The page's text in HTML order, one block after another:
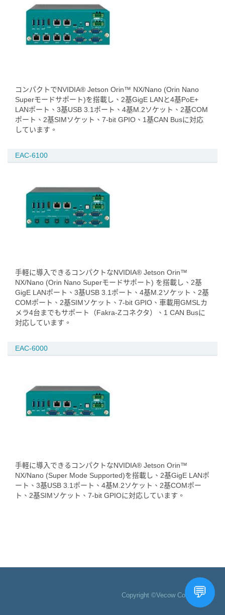
コンパクトでNVIDIA® Jetson Orin™ NX/Nano (Orin Nano
Superモードサポート)を搭載し、2基GigE LANと4基PoE+
LANポート、3基USB 3.1ポート、4基M.2ソケット、2基COM
ポート、2基SIMソケット、7-bit GPIO、1基CAN Busに対応
しています。
EAC-6100
手軽に導入できるコンパクトなNVIDIA® Jetson Orin™
NX/Nano (Orin Nano Superモードサポート) を搭載し、2基
GigE LANポート、3基USB 3.1ポート、4基M.2ソケット、2基
COMポート、2基SIMソケット、7-bit GPIO、車載用GMSLカ
メラ4台までもサポート（Fakra-Zコネクタ）、1 CAN Busに
対応しています。
EAC-6000
手軽に導入できるコンパクトなNVIDIA® Jetson Orin™
NX/Nano (Super Mode Supported)を搭載し、2基GigE LANポ
ート、3基USB 3.1ポート、4基M.2ソケット、2基COMポー
ト、2基SIMソケット、7-bit GPIOに対応しています。
Copyright ©Vecow Co., Ltd.